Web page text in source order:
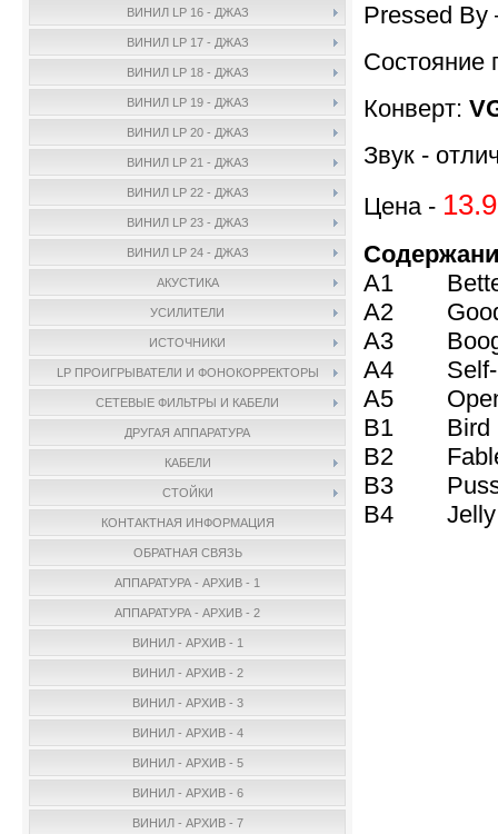
ВИНИЛ LP 16 - ДЖАЗ
ВИНИЛ LP 17 - ДЖАЗ
ВИНИЛ LP 18 - ДЖАЗ
ВИНИЛ LP 19 - ДЖАЗ
ВИНИЛ LP 20 - ДЖАЗ
ВИНИЛ LP 21 - ДЖАЗ
ВИНИЛ LP 22 - ДЖАЗ
ВИНИЛ LP 23 - ДЖАЗ
ВИНИЛ LP 24 - ДЖАЗ
АКУСТИКА
УСИЛИТЕЛИ
ИСТОЧНИКИ
LP ПРОИГРЫВАТЕЛИ И ФОНОКОРРЕКТОРЫ
СЕТЕВЫЕ ФИЛЬТРЫ И КАБЕЛИ
ДРУГАЯ АППАРАТУРА
КАБЕЛИ
СТОЙКИ
КОНТАКТНАЯ ИНФОРМАЦИЯ
ОБРАТНАЯ СВЯЗЬ
АППАРАТУРА - АРХИВ - 1
АППАРАТУРА - АРХИВ - 2
ВИНИЛ - АРХИВ - 1
ВИНИЛ - АРХИВ - 2
ВИНИЛ - АРХИВ - 3
ВИНИЛ - АРХИВ - 4
ВИНИЛ - АРХИВ - 5
ВИНИЛ - АРХИВ - 6
ВИНИЛ - АРХИВ - 7
Pressed
Состояние
Конверт:
Звук -
Цена -
A1 Better
A2
A3
A4 Self-
A5 Open
B1 Bird
B2
B3 Pussy
B4 Jelly